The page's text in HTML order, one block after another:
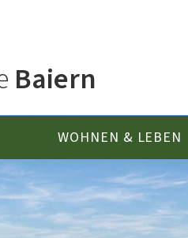
Baiern
WOHNEN & LEBEN